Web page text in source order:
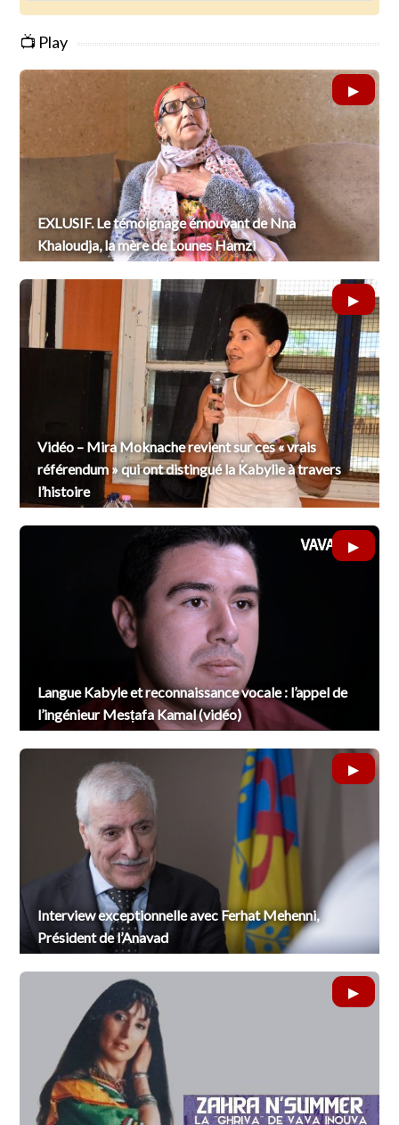
📺 Play
EXLUSIF. Le témoignage émouvant de Nna
Khaloudja, la mère de Lounes Hamzi
Vidéo – Mira Moknache revient sur ces « vrais
référendum » qui ont distingué la Kabylie à travers
l’histoire
Langue Kabyle et reconnaissance vocale : l’appel de
l’ingénieur Mesṭafa Kamal (vidéo)
Interview exceptionnelle avec Ferhat Mehenni,
Président de l’Anavad